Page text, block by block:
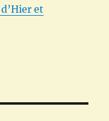
et